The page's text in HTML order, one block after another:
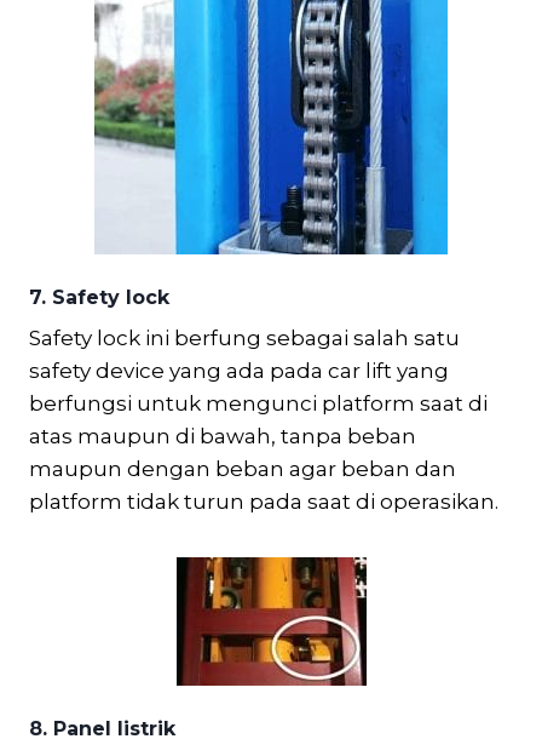
7. Safety lock
Safety lock ini berfung sebagai salah satu
safety device yang ada pada car lift yang
berfungsi untuk mengunci platform saat di
atas maupun di bawah, tanpa beban
maupun dengan beban agar beban dan
platform tidak turun pada saat di operasikan.
8. Panel listrik